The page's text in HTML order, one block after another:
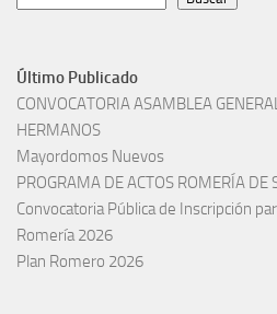
Último Publicado
CONVOCATORIA ASAMBLEA
HERMANOS
Mayordomos Nuevos
PROGRAMA DE ACTOS ROMERÍA
Convocatoria Pública de Inscripción
Romería 2026
Plan Romero 2026